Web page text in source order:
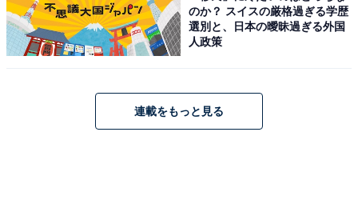
のか？ スイスの厳格過ぎる学歴
選別と、日本の曖昧過ぎる外国
人政策
連載をもっと見る